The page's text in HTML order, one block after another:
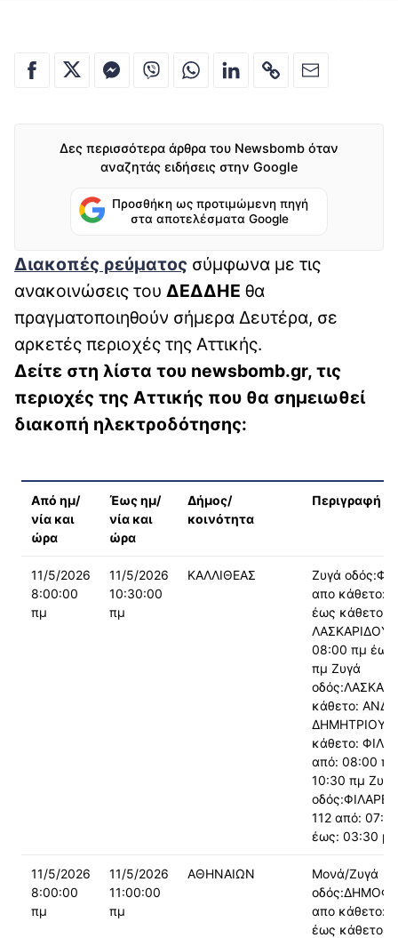
Δες περισσότερα άρθρα του Newsbomb όταν
αναζητάς ειδήσεις στην Google
Προσθήκη ως προτιμώμενη πηγή
στα αποτελέσματα Google
Διακοπές ρεύματος σύμφωνα με τις
ανακοινώσεις του ΔΕΔΔΗΕ θα
πραγματοποιηθούν σήμερα Δευτέρα, σε
αρκετές περιοχές της Αττικής.
Δείτε στη λίστα του newsbomb.gr, τις
περιοχές της Αττικής που θα σημειωθεί
διακοπή ηλεκτροδότησης:
Από ημ/
νία και
ώρα
Έως ημ/
νία και
ώρα
Δήμος/
κοινότητα
Περιγραφή
11/5/2026
8:00:00
πμ
11/5/2026
10:30:00
πμ
ΚΑΛΛΙΘΕΑΣ
Ζυγά
απο κάθετο:
έως κάθετο:
ΛΑΣΚΑΡΙΔΟΥ
08:00 πμ
πμ Ζυγά
κάθετο:
ΔΗΜΗΤΡΙΟΥ
κάθετο:
από: 08:00
10:30 πμ Ζυγά
112 από:
έως: 03:30 μμ
11/5/2026
8:00:00
πμ
11/5/2026
11:00:00
πμ
ΑΘΗΝΑΙΩΝ
Μονά/Ζυγά
απο κάθετο:
έως κάθετο: